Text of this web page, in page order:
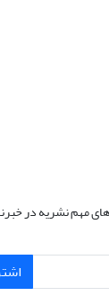
مهم نشریه در